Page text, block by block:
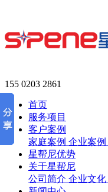
155 0203 2861
首页
服务项目
客户案例
家庭案例 企业案例
星帮尼优势
关于星帮尼
公司简介 企业文化